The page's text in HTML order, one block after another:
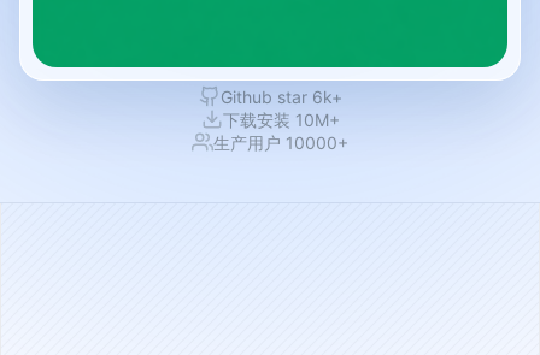
Github star 6k+
下载安装 10M+
生产用户 10000+